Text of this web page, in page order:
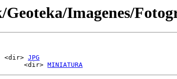
Imagenes/
<dir> JPG
<dir> MINIATURA